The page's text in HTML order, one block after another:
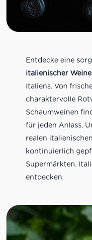
Entdecke eine
italienischer Weine
Italiens. Von
charaktervolle
Schaumweinen
für jeden Anlass.
realen
kontinuierlich
Supermärkten.
entdecken.